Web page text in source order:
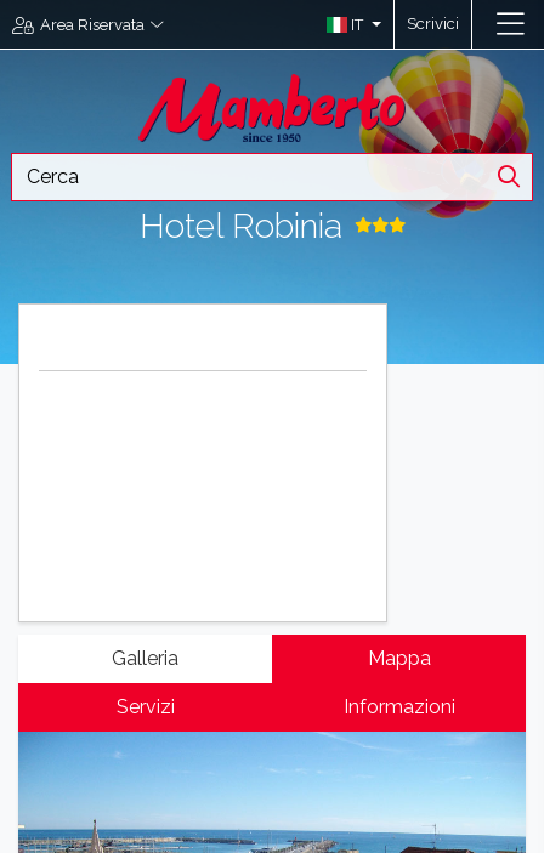
Area Riservata IT Scrivici
Hotel Robinia
Galleria Mappa
Servizi Informazioni